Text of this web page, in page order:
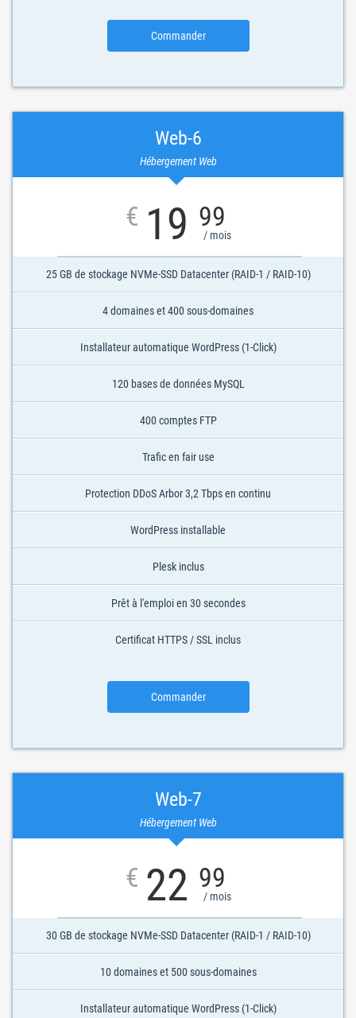
Commander
Web-6
Hébergement Web
€ 19 99
/ mois
25 GB de stockage NVMe-SSD Datacenter (RAID-1 / RAID-10)
4 domaines et 400 sous-domaines
Installateur automatique WordPress (1-Click)
120 bases de données MySQL
400 comptes FTP
Trafic en fair use
Protection DDoS Arbor 3,2 Tbps en continu
WordPress installable
Plesk inclus
Prêt à l'emploi en 30 secondes
Certificat HTTPS / SSL inclus
Commander
Web-7
Hébergement Web
€ 22 99
/ mois
30 GB de stockage NVMe-SSD Datacenter (RAID-1 / RAID-10)
10 domaines et 500 sous-domaines
Installateur automatique WordPress (1-Click)